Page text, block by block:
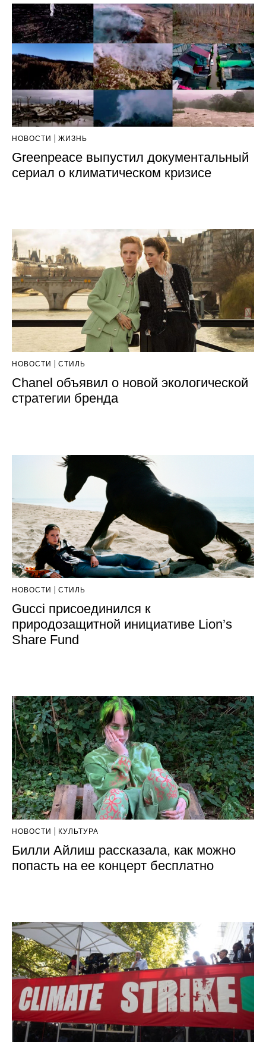
НОВОСТИ ЖИЗНЬ
Greenpeace выпустил документальный
сериал о климатическом кризисе
НОВОСТИ СТИЛЬ
Chanel объявил о новой экологической
стратегии бренда
НОВОСТИ СТИЛЬ
Gucci присоединился к
природозащитной инициативе Lion’s
Share Fund
НОВОСТИ КУЛЬТУРА
Билли Айлиш рассказала, как можно
попасть на ее концерт бесплатно